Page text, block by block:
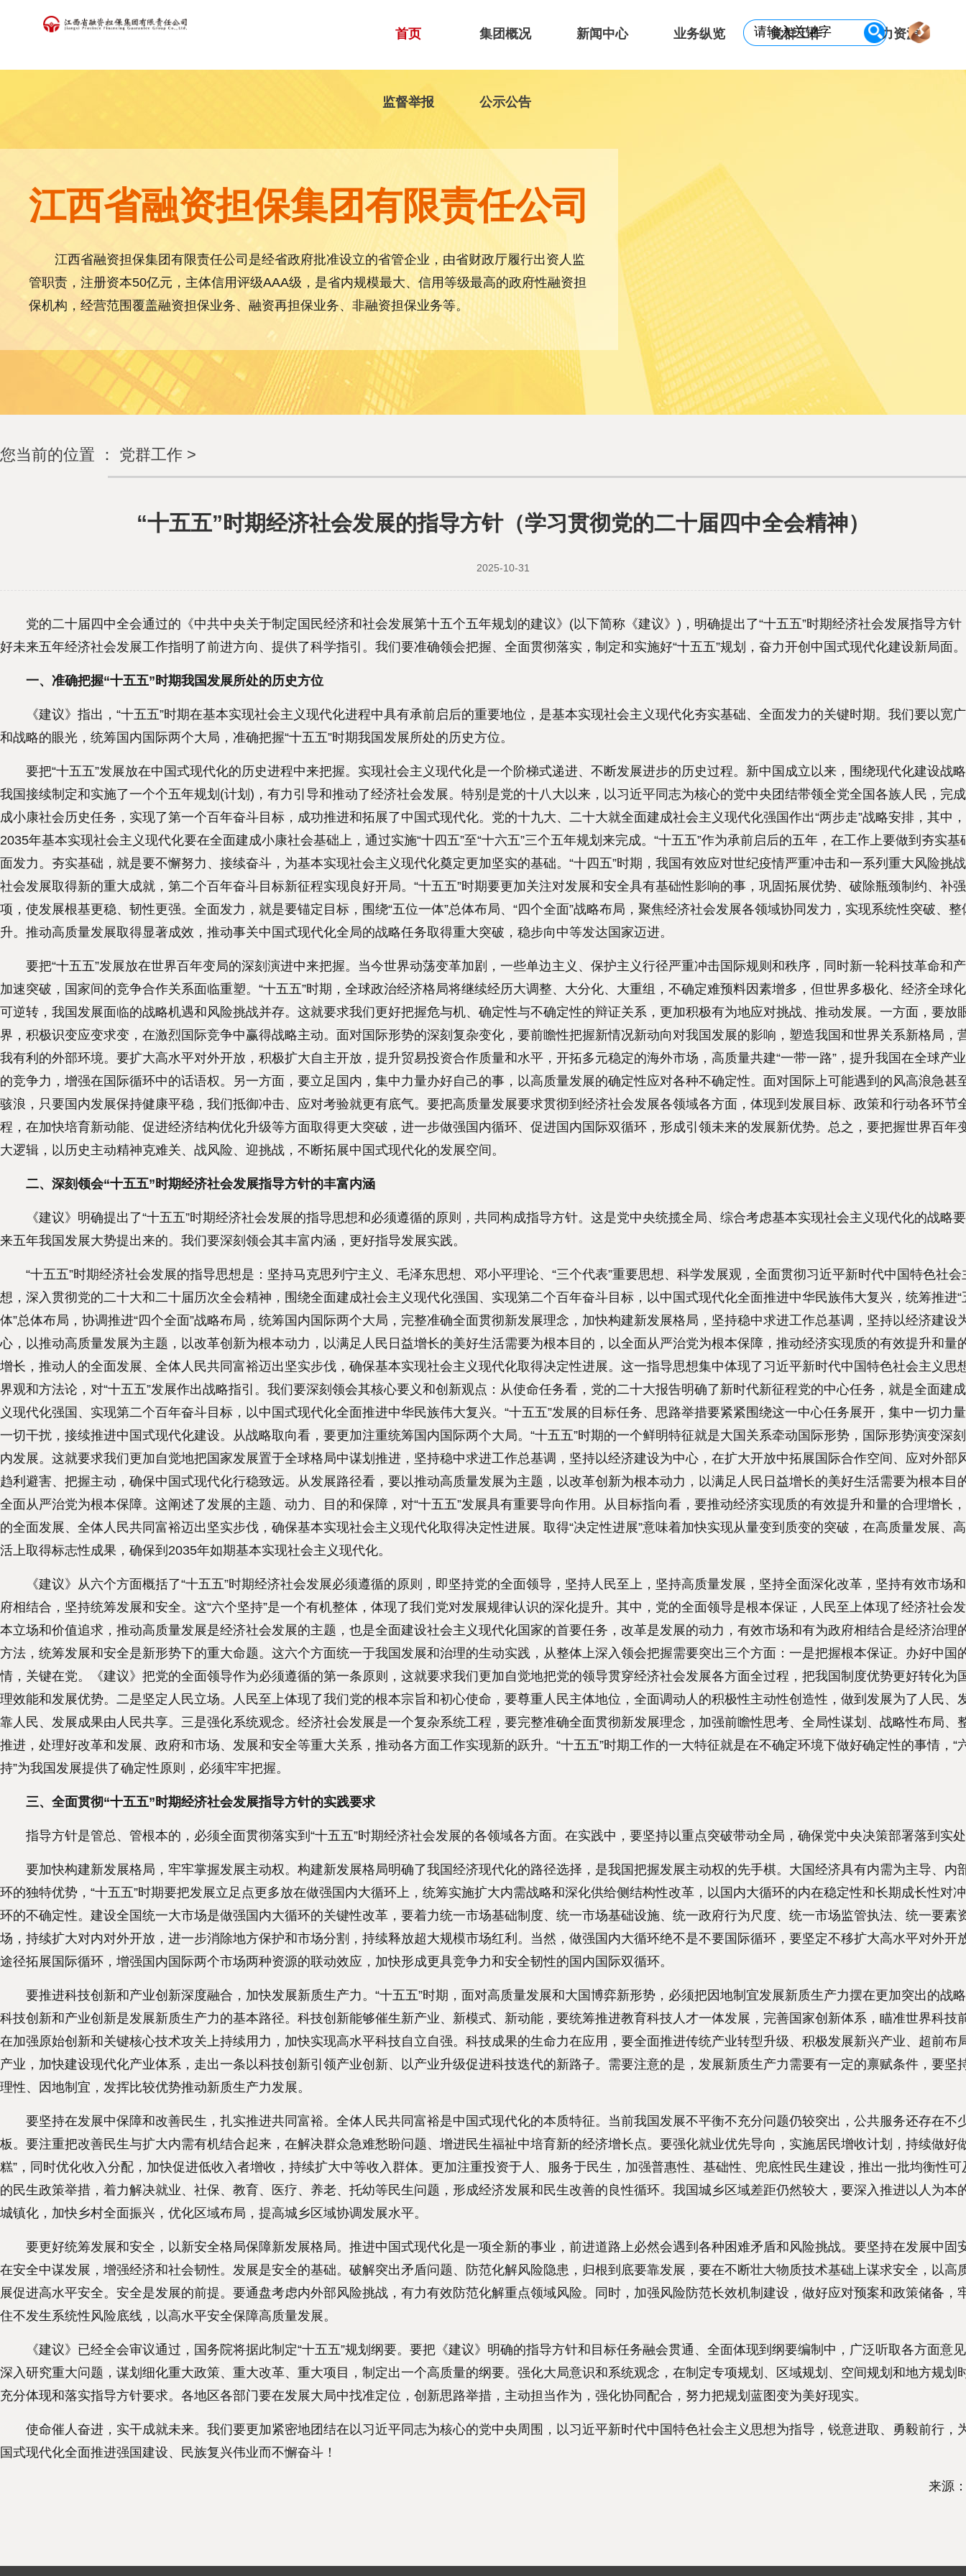
首页 集团概况 新闻中心 业务纵览 党群工作 人力资源
监督举报 公示公告
江西省融资担保集团有限责任公司
江西省融资担保集团有限责任公司是经省政府批准设立的省管企业，由省财政厅履行出资人监
管职责，注册资本50亿元，主体信用评级AAA级，是省内规模最大、信用等级最高的政府性融资担
保机构，经营范围覆盖融资担保业务、融资再担保业务、非融资担保业务等。
您当前的位置 ： 党群工作 >
“十五五”时期经济社会发展的指导方针（学习贯彻党的二十届四中全会精神）
2025-10-31
党的二十届四中全会通过的《中共中央关于制定国民经济和社会发展第十五个五年规划的建议》(以下简称《建议》)，明确提出了“十五五”时期经济社会发展指导方针
好未来五年经济社会发展工作指明了前进方向、提供了科学指引。我们要准确领会把握、全面贯彻落实，制定和实施好“十五五”规划，奋力开创中国式现代化建设新局面。
一、准确把握“十五五”时期我国发展所处的历史方位
《建议》指出，“十五五”时期在基本实现社会主义现代化进程中具有承前启后的重要地位，是基本实现社会主义现代化夯实基础、全面发力的关键时期。我们要以宽
和战略的眼光，统筹国内国际两个大局，准确把握“十五五”时期我国发展所处的历史方位。
要把“十五五”发展放在中国式现代化的历史进程中来把握。实现社会主义现代化是一个阶梯式递进、不断发展进步的历史过程。新中国成立以来，围绕现代化建设战
我国接续制定和实施了一个个五年规划(计划)，有力引导和推动了经济社会发展。特别是党的十八大以来，以习近平同志为核心的党中央团结带领全党全国各族人民，完
成小康社会历史任务，实现了第一个百年奋斗目标，成功推进和拓展了中国式现代化。党的十九大、二十大就全面建成社会主义现代化强国作出“两步走”战略安排，其中
2035年基本实现社会主义现代化要在全面建成小康社会基础上，通过实施“十四五”至“十六五”三个五年规划来完成。“十五五”作为承前启后的五年，在工作上要做到夯实基
面发力。夯实基础，就是要不懈努力、接续奋斗，为基本实现社会主义现代化奠定更加坚实的基础。“十四五”时期，我国有效应对世纪疫情严重冲击和一系列重大风险挑
社会发展取得新的重大成就，第二个百年奋斗目标新征程实现良好开局。“十五五”时期要更加关注对发展和安全具有基础性影响的事，巩固拓展优势、破除瓶颈制约、补
项，使发展根基更稳、韧性更强。全面发力，就是要锚定目标，围绕“五位一体”总体布局、“四个全面”战略布局，聚焦经济社会发展各领域协同发力，实现系统性突破、整
升。推动高质量发展取得显著成效，推动事关中国式现代化全局的战略任务取得重大突破，稳步向中等发达国家迈进。
要把“十五五”发展放在世界百年变局的深刻演进中来把握。当今世界动荡变革加剧，一些单边主义、保护主义行径严重冲击国际规则和秩序，同时新一轮科技革命和
加速突破，国家间的竞争合作关系面临重塑。“十五五”时期，全球政治经济格局将继续经历大调整、大分化、大重组，不确定难预料因素增多，但世界多极化、经济全球
可逆转，我国发展面临的战略机遇和风险挑战并存。这就要求我们更好把握危与机、确定性与不确定性的辩证关系，更加积极有为地应对挑战、推动发展。一方面，要放
界，积极识变应变求变，在激烈国际竞争中赢得战略主动。面对国际形势的深刻复杂变化，要前瞻性把握新情况新动向对我国发展的影响，塑造我国和世界关系新格局，
我有利的外部环境。要扩大高水平对外开放，积极扩大自主开放，提升贸易投资合作质量和水平，开拓多元稳定的海外市场，高质量共建“一带一路”，提升我国在全球产
的竞争力，增强在国际循环中的话语权。另一方面，要立足国内，集中力量办好自己的事，以高质量发展的确定性应对各种不确定性。面对国际上可能遇到的风高浪急甚
骇浪，只要国内发展保持健康平稳，我们抵御冲击、应对考验就更有底气。要把高质量发展要求贯彻到经济社会发展各领域各方面，体现到发展目标、政策和行动各环节
程，在加快培育新动能、促进经济结构优化升级等方面取得更大突破，进一步做强国内循环、促进国内国际双循环，形成引领未来的发展新优势。总之，要把握世界百年
大逻辑，以历史主动精神克难关、战风险、迎挑战，不断拓展中国式现代化的发展空间。
二、深刻领会“十五五”时期经济社会发展指导方针的丰富内涵
《建议》明确提出了“十五五”时期经济社会发展的指导思想和必须遵循的原则，共同构成指导方针。这是党中央统揽全局、综合考虑基本实现社会主义现代化的战略
来五年我国发展大势提出来的。我们要深刻领会其丰富内涵，更好指导发展实践。
“十五五”时期经济社会发展的指导思想是：坚持马克思列宁主义、毛泽东思想、邓小平理论、“三个代表”重要思想、科学发展观，全面贯彻习近平新时代中国特色社会
想，深入贯彻党的二十大和二十届历次全会精神，围绕全面建成社会主义现代化强国、实现第二个百年奋斗目标，以中国式现代化全面推进中华民族伟大复兴，统筹推进“
体”总体布局，协调推进“四个全面”战略布局，统筹国内国际两个大局，完整准确全面贯彻新发展理念，加快构建新发展格局，坚持稳中求进工作总基调，坚持以经济建设
心，以推动高质量发展为主题，以改革创新为根本动力，以满足人民日益增长的美好生活需要为根本目的，以全面从严治党为根本保障，推动经济实现质的有效提升和量
增长，推动人的全面发展、全体人民共同富裕迈出坚实步伐，确保基本实现社会主义现代化取得决定性进展。这一指导思想集中体现了习近平新时代中国特色社会主义思
界观和方法论，对“十五五”发展作出战略指引。我们要深刻领会其核心要义和创新观点：从使命任务看，党的二十大报告明确了新时代新征程党的中心任务，就是全面建
义现代化强国、实现第二个百年奋斗目标，以中国式现代化全面推进中华民族伟大复兴。“十五五”发展的目标任务、思路举措要紧紧围绕这一中心任务展开，集中一切力
一切干扰，接续推进中国式现代化建设。从战略取向看，要更加注重统筹国内国际两个大局。“十五五”时期的一个鲜明特征就是大国关系牵动国际形势，国际形势演变深
内发展。这就要求我们更加自觉地把国家发展置于全球格局中谋划推进，坚持稳中求进工作总基调，坚持以经济建设为中心，在扩大开放中拓展国际合作空间、应对外部
趋利避害、把握主动，确保中国式现代化行稳致远。从发展路径看，要以推动高质量发展为主题，以改革创新为根本动力，以满足人民日益增长的美好生活需要为根本目
全面从严治党为根本保障。这阐述了发展的主题、动力、目的和保障，对“十五五”发展具有重要导向作用。从目标指向看，要推动经济实现质的有效提升和量的合理增长
的全面发展、全体人民共同富裕迈出坚实步伐，确保基本实现社会主义现代化取得决定性进展。取得“决定性进展”意味着加快实现从量变到质变的突破，在高质量发展、
活上取得标志性成果，确保到2035年如期基本实现社会主义现代化。
《建议》从六个方面概括了“十五五”时期经济社会发展必须遵循的原则，即坚持党的全面领导，坚持人民至上，坚持高质量发展，坚持全面深化改革，坚持有效市场
府相结合，坚持统筹发展和安全。这“六个坚持”是一个有机整体，体现了我们党对发展规律认识的深化提升。其中，党的全面领导是根本保证，人民至上体现了经济社会
本立场和价值追求，推动高质量发展是经济社会发展的主题，也是全面建设社会主义现代化国家的首要任务，改革是发展的动力，有效市场和有为政府相结合是经济治理
方法，统筹发展和安全是新形势下的重大命题。这六个方面统一于我国发展和治理的生动实践，从整体上深入领会把握需要突出三个方面：一是把握根本保证。办好中国
情，关键在党。《建议》把党的全面领导作为必须遵循的第一条原则，这就要求我们更加自觉地把党的领导贯穿经济社会发展各方面全过程，把我国制度优势更好转化为
理效能和发展优势。二是坚定人民立场。人民至上体现了我们党的根本宗旨和初心使命，要尊重人民主体地位，全面调动人的积极性主动性创造性，做到发展为了人民、
靠人民、发展成果由人民共享。三是强化系统观念。经济社会发展是一个复杂系统工程，要完整准确全面贯彻新发展理念，加强前瞻性思考、全局性谋划、战略性布局、
推进，处理好改革和发展、政府和市场、发展和安全等重大关系，推动各方面工作实现新的跃升。“十五五”时期工作的一大特征就是在不确定环境下做好确定性的事情，“
持”为我国发展提供了确定性原则，必须牢牢把握。
三、全面贯彻“十五五”时期经济社会发展指导方针的实践要求
指导方针是管总、管根本的，必须全面贯彻落实到“十五五”时期经济社会发展的各领域各方面。在实践中，要坚持以重点突破带动全局，确保党中央决策部署落到实
要加快构建新发展格局，牢牢掌握发展主动权。构建新发展格局明确了我国经济现代化的路径选择，是我国把握发展主动权的先手棋。大国经济具有内需为主导、内
环的独特优势，“十五五”时期要把发展立足点更多放在做强国内大循环上，统筹实施扩大内需战略和深化供给侧结构性改革，以国内大循环的内在稳定性和长期成长性对
环的不确定性。建设全国统一大市场是做强国内大循环的关键性改革，要着力统一市场基础制度、统一市场基础设施、统一政府行为尺度、统一市场监管执法、统一要素
场，持续扩大对内对外开放，进一步消除地方保护和市场分割，持续释放超大规模市场红利。当然，做强国内大循环绝不是不要国际循环，要坚定不移扩大高水平对外开
途径拓展国际循环，增强国内国际两个市场两种资源的联动效应，加快形成更具竞争力和安全韧性的国内国际双循环。
要推进科技创新和产业创新深度融合，加快发展新质生产力。“十五五”时期，面对高质量发展和大国博弈新形势，必须把因地制宜发展新质生产力摆在更加突出的战
科技创新和产业创新是发展新质生产力的基本路径。科技创新能够催生新产业、新模式、新动能，要统筹推进教育科技人才一体发展，完善国家创新体系，瞄准世界科技
在加强原始创新和关键核心技术攻关上持续用力，加快实现高水平科技自立自强。科技成果的生命力在应用，要全面推进传统产业转型升级、积极发展新兴产业、超前布
产业，加快建设现代化产业体系，走出一条以科技创新引领产业创新、以产业升级促进科技迭代的新路子。需要注意的是，发展新质生产力需要有一定的禀赋条件，要坚
理性、因地制宜，发挥比较优势推动新质生产力发展。
要坚持在发展中保障和改善民生，扎实推进共同富裕。全体人民共同富裕是中国式现代化的本质特征。当前我国发展不平衡不充分问题仍较突出，公共服务还存在不
板。要注重把改善民生与扩大内需有机结合起来，在解决群众急难愁盼问题、增进民生福祉中培育新的经济增长点。要强化就业优先导向，实施居民增收计划，持续做好
糕”，同时优化收入分配，加快促进低收入者增收，持续扩大中等收入群体。更加注重投资于人、服务于民生，加强普惠性、基础性、兜底性民生建设，推出一批均衡性可
的民生政策举措，着力解决就业、社保、教育、医疗、养老、托幼等民生问题，形成经济发展和民生改善的良性循环。我国城乡区域差距仍然较大，要深入推进以人为本
城镇化，加快乡村全面振兴，优化区域布局，提高城乡区域协调发展水平。
要更好统筹发展和安全，以新安全格局保障新发展格局。推进中国式现代化是一项全新的事业，前进道路上必然会遇到各种困难矛盾和风险挑战。要坚持在发展中固
在安全中谋发展，增强经济和社会韧性。发展是安全的基础。破解突出矛盾问题、防范化解风险隐患，归根到底要靠发展，要在不断壮大物质技术基础上谋求安全，以高
展促进高水平安全。安全是发展的前提。要通盘考虑内外部风险挑战，有力有效防范化解重点领域风险。同时，加强风险防范长效机制建设，做好应对预案和政策储备，
住不发生系统性风险底线，以高水平安全保障高质量发展。
《建议》已经全会审议通过，国务院将据此制定“十五五”规划纲要。要把《建议》明确的指导方针和目标任务融会贯通、全面体现到纲要编制中，广泛听取各方面意
深入研究重大问题，谋划细化重大政策、重大改革、重大项目，制定出一个高质量的纲要。强化大局意识和系统观念，在制定专项规划、区域规划、空间规划和地方规划
充分体现和落实指导方针要求。各地区各部门要在发展大局中找准定位，创新思路举措，主动担当作为，强化协同配合，努力把规划蓝图变为美好现实。
使命催人奋进，实干成就未来。我们要更加紧密地团结在以习近平同志为核心的党中央周围，以习近平新时代中国特色社会主义思想为指导，锐意进取、勇毅前行，
国式现代化全面推进强国建设、民族复兴伟业而不懈奋斗！
来源